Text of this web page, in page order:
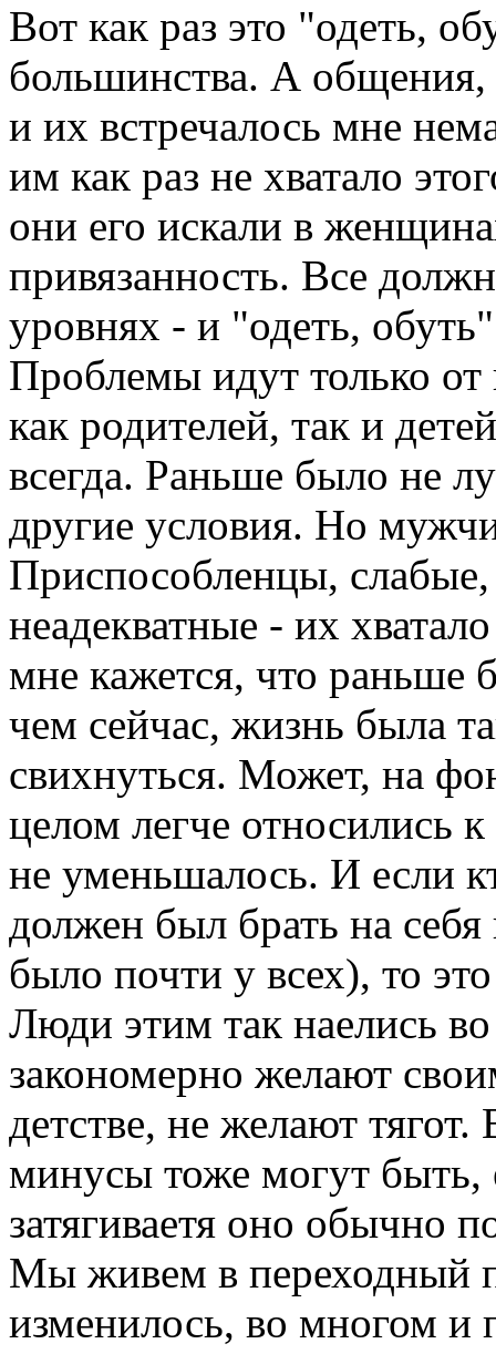
Вот как раз это "одеть,
большинства. А
и их встречалось мне
им как раз не хватало
они его искали в
привязанность. Все
уровнях - и "одеть,
Проблемы идут только от
как родителей, так и
всегда. Раньше было не
другие условия. Но
Приспособленцы,
неадекватные - их
мне кажется, что
чем сейчас, жизнь была
свихнуться. Может, на
целом легче относились
не уменьшалось. И если
должен был брать на себя
было почти у всех), то
Люди этим так наелись
закономерно желают
детстве, не желают
минусы тоже могут быть,
затягиваетя оно обычно
Мы живем в переходный
изменилось, во многом и